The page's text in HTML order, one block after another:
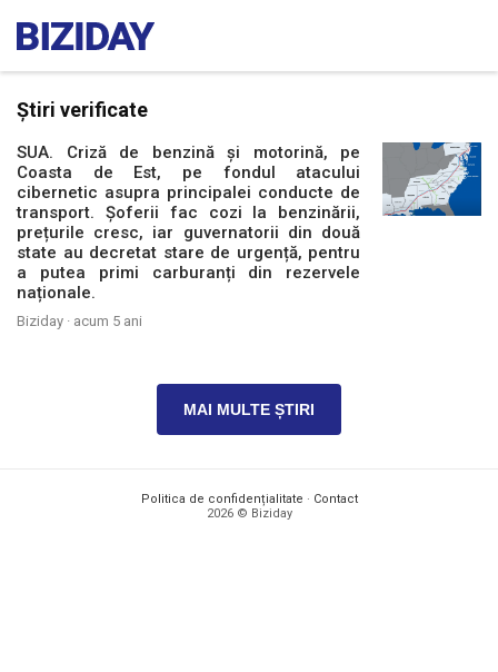
Știri verificate
SUA. Criză de benzină și motorină, pe
Coasta de Est, pe fondul atacului
cibernetic asupra principalei conducte de
transport. Șoferii fac cozi la benzinării,
prețurile cresc, iar guvernatorii din două
state au decretat stare de urgență, pentru
a putea primi carburanți din rezervele
naționale.
Biziday · acum 5 ani
MAI MULTE ȘTIRI
Politica de confidențialitate · Contact
2026 © Biziday